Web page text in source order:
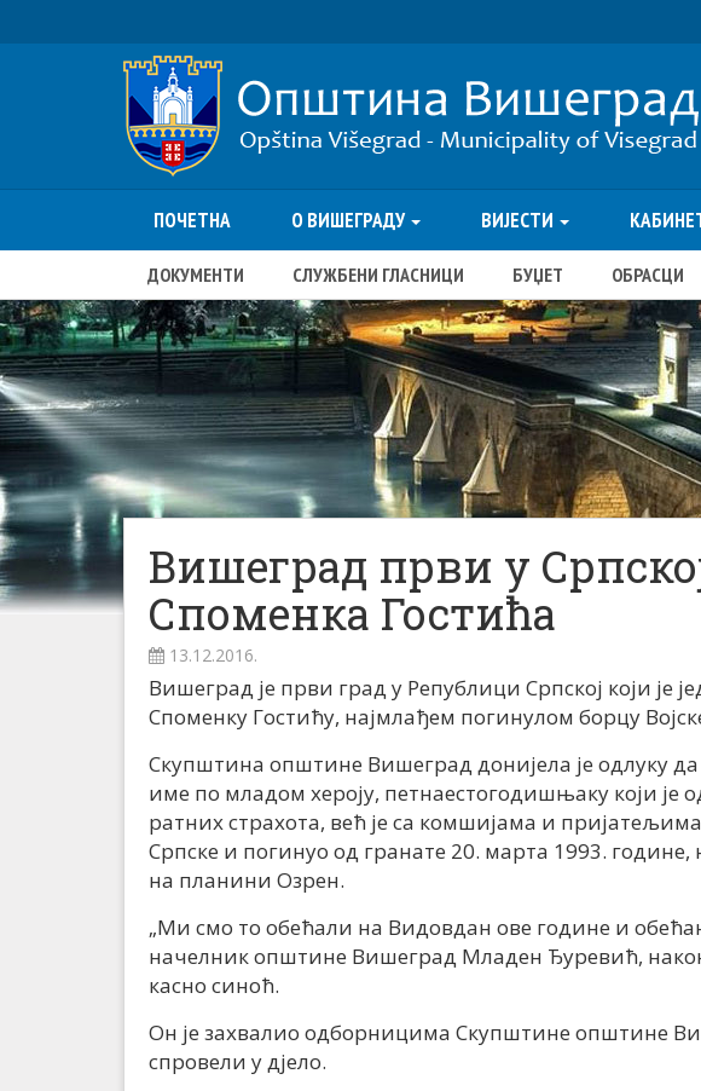
ПОЧЕТНА О ВИШЕГРАДУ ВИЈЕСТИ
ДОКУМЕНТИ СЛУЖБЕНИ ГЛАСНИЦИ БУЏЕТ ОБРАСЦИ
Вишеград први у
Споменка Гостића
13.12.2016.
Вишеград је први град у Републици Српској који је
Споменку Гостићу, најмлађем погинулом борцу
Скупштина општине Вишеград донијела је одлуку
име по младом хероју, петнаестогодишњаку који је
ратних страхота, већ је са комшијама и
Српске и погинуо од гранате 20. марта 1993. године,
на планини Озрен.
„Ми смо то обећали на Видовдан ове године и
начелник општине Вишеград Младен Ђуревић, након
касно синоћ.
Он је захвалио одборницима Скупштине општине
спровели у дјело.